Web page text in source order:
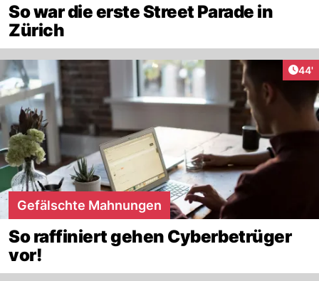
So war die erste Street Parade in
Zürich
44'
Gefälschte Mahnungen
So raffiniert gehen Cyberbetrüger
vor!